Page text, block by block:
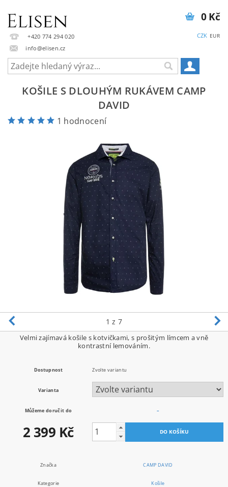
+420 774 294 020
info@elisen.cz
CZK EUR
0 Kč
KOŠILE S DLOUHÝM RUKÁVEM CAMP
DAVID
1 hodnocení
1 z 7
Velmi zajímavá košile s kotvičkami, s prošitým límcem a vně
kontrastní lemováním.
Dostupnost Zvolte variantu
Varianta
Můžeme doručit do –
2 399 Kč
Značka CAMP DAVID
Kategorie Košile